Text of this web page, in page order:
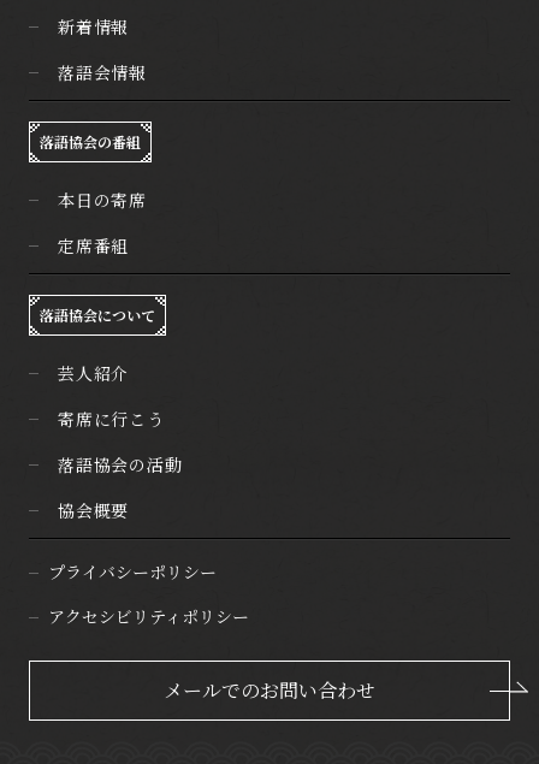
新着情報
落語会情報
落語協会の番組
本日の寄席
定席番組
落語協会について
芸人紹介
寄席に行こう
落語協会の活動
協会概要
プライバシーポリシー
アクセシビリティポリシー
メールでのお問い合わせ